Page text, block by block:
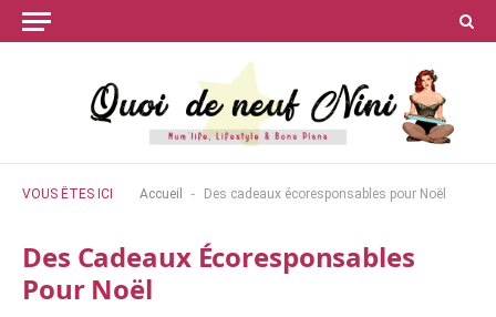
VOUS ÊTES ICI Accueil - Des cadeaux écoresponsables pour Noël
Des Cadeaux Écoresponsables
Pour Noël